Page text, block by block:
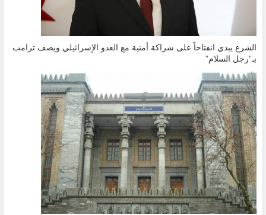
الشرع يبدي انفتاحاً على شراكة أمنية مع العدو الإسرائيلي ويصف ترامب
بـ”رجل السلام”